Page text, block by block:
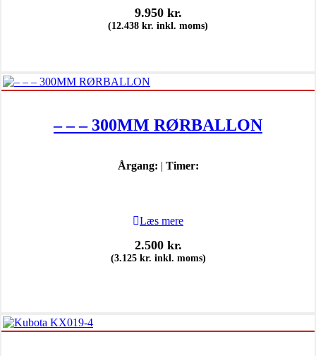
9.950 kr.
(12.438 kr. inkl. moms)
– – – 300MM RØRBALLON
Årgang: | Timer:
Læs mere
2.500 kr.
(3.125 kr. inkl. moms)